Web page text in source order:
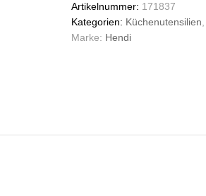
Rot,
(L)250mm
Anzahl
Artikelnummer: 171837
Kategorien: Küchenutensilien,
Marke: Hendi